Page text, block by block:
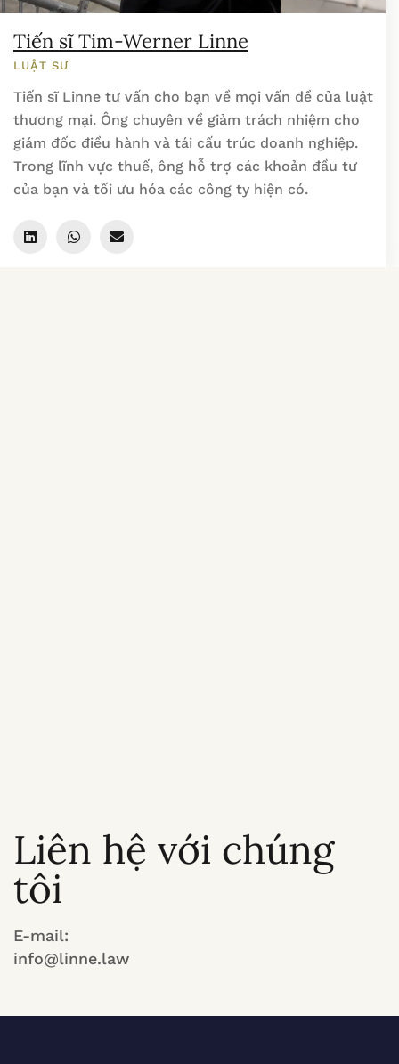
Tiến sĩ Tim-Werner Linne
LUẬT SƯ
Tiến sĩ Linne tư vấn cho bạn về mọi vấn đề của luật
thương mại. Ông chuyên về giảm trách nhiệm cho
giám đốc điều hành và tái cấu trúc doanh nghiệp.
Trong lĩnh vực thuế, ông hỗ trợ các khoản đầu tư
của bạn và tối ưu hóa các công ty hiện có.
Liên hệ với chúng
tôi
E-mail:
info@linne.law